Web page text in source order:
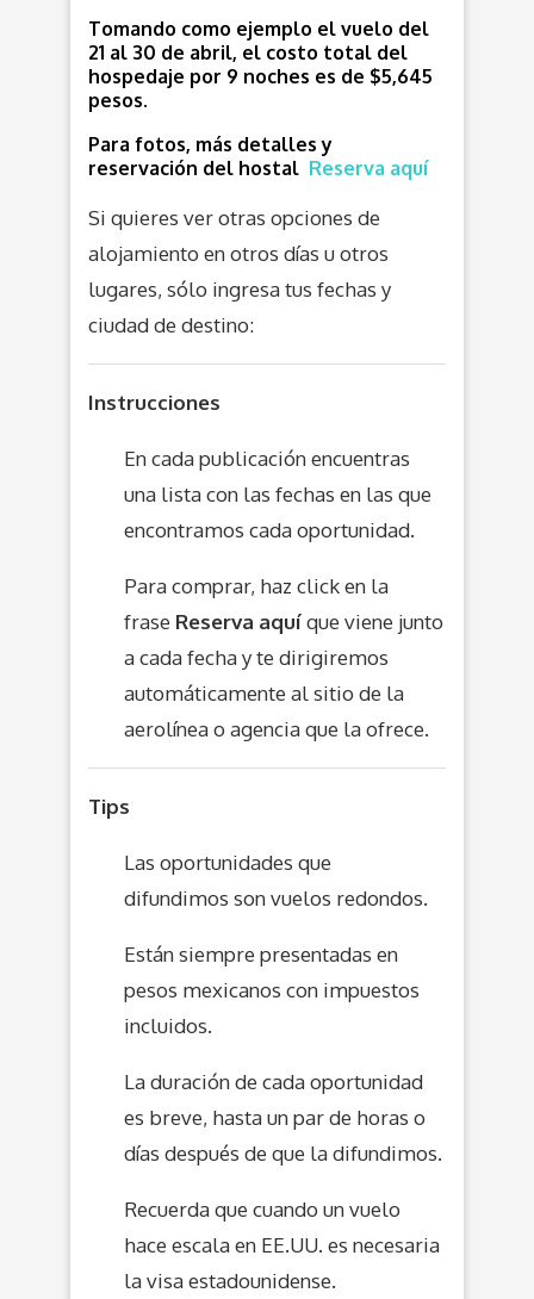
Tomando como ejemplo el vuelo del
21 al 30 de abril, el costo total del
hospedaje por 9 noches es de $5,645
pesos.
Para fotos, más detalles y
reservación del hostal Reserva aquí
Si quieres ver otras opciones de
alojamiento en otros días u otros
lugares, sólo ingresa tus fechas y
ciudad de destino:
Instrucciones
En cada publicación encuentras
una lista con las fechas en las que
encontramos cada oportunidad.
Para comprar, haz click en la
frase Reserva aquíque viene junto
a cada fecha y te dirigiremos
automáticamente al sitio de la
aerolínea o agencia que la ofrece.
Tips
Las oportunidades que
difundimos son vuelos redondos.
Están siempre presentadas en
pesos mexicanos con impuestos
incluidos.
La duración de cada oportunidad
es breve, hasta un par de horas o
días después de que la difundimos.
Recuerda que cuando un vuelo
hace escala en EE.UU. es necesaria
la visa estadounidense.